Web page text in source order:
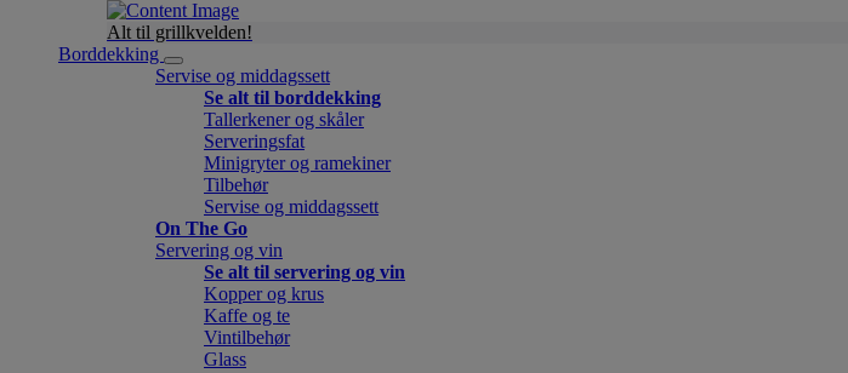
Alt til grillkvelden!
Borddekking
Servise og middagssett
Se alt til borddekking
Tallerkener og skåler
Serveringsfat
Minigryter og ramekiner
Tilbehør
Servise og middagssett
On The Go
Servering og vin
Se alt til servering og vin
Kopper og krus
Kaffe og te
Vintilbehør
Glass